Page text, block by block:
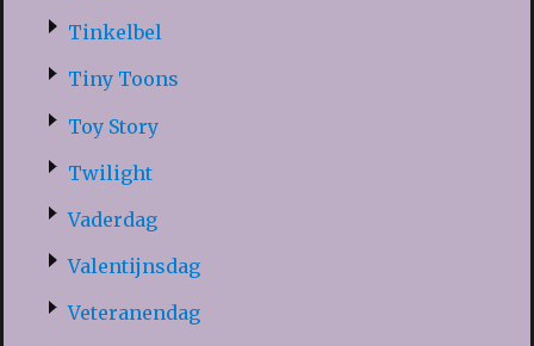
Tinkelbel
Tiny Toons
Toy Story
Twilight
Vaderdag
Valentijnsdag
Veteranendag